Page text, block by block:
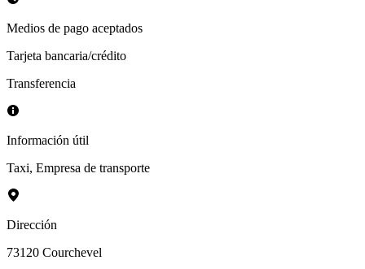
Medios de pago aceptados
Tarjeta bancaria/crédito
Transferencia
Información útil
Taxi, Empresa de transporte
Dirección
73120 Courchevel